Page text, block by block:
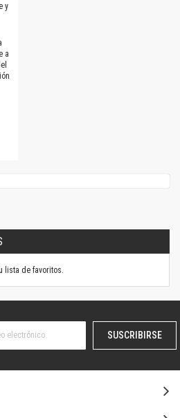
y
a
lista de favoritos.
SUSCRIBIRSE